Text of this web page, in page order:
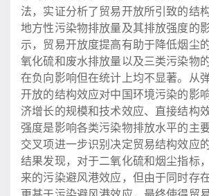
法，实证分析了贸易开放所引致的结
地方性污染物排放量及其排放强度的
示，贸易开放度提高有助于降低烟尘
氧化硫和废水排放量以及三类污染物
在负向影响但在统计上均不显著。从
开放的结构效应对中国环境污染的影
济增长的规模和技术效应、直接结构
强度是影响各类污染物排放水平的主
交叉项进一步识别决定贸易结构效应
结果发现，对于二氧化硫和烟尘指标
来的污染避风港效应，但由于同时存